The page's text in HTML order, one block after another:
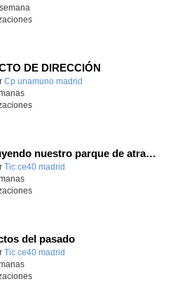
DE DIRECCIÓN
educativo.
Cp unamuno madrid
Construyendo nuestro parque de atracciones
Tic ce40 madrid
del pasado
Tic ce40 madrid